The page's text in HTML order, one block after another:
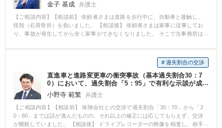
金子 基成 弁護士
【ご相談内容】【相談前】 依頼者さまは道路を歩行中に、自動車と接触し、
怪我（右肩骨折）を負いました。 【相談後】 依頼者さまは家事に従事してお
り、事故が発生してから全く家事ができなくなりました。 そこで当事務所は
した。
# 過失割合の交渉
直進車と進路変更車の衝突事故（基本過失割合30：7
0）において、過失割合「5：95」で有利な示談が成
立した事例
小野寺 範繁 弁護士
【ご相談内容】【相談前】 保険会社との交渉で過失割合「30：70」から「2
0：80」までは話が進んだものの、それ以上の修正には応じてもらえず、交渉
が難航していました。 【相談後】 ドライブレコーダーの映像を精査し、相手